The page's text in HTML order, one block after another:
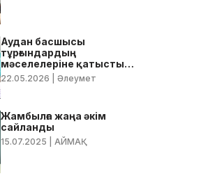
Аудан басшысы
тұрғындардың
мәселелеріне қатысты
нақты тапсырмалар берді
22.05.2026 | Әлеумет
Жамбылға жаңа әкім
сайланды
15.07.2025 | АЙМАҚ